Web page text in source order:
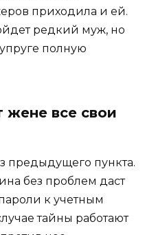
приходила и ей.
редкий муж, но
полную
жене все свои
предыдущего пункта.
без проблем даст
к учетным
тайны работают